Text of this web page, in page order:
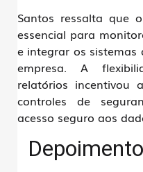
Santos ressalta que
essencial para
e integrar os sistemas
empresa. A
relatórios incentivou
controles de
acesso seguro aos